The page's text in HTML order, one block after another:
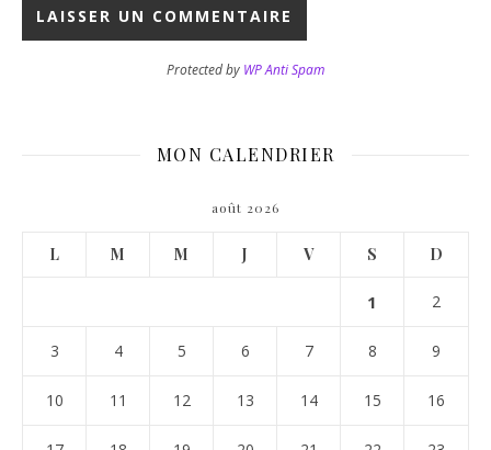
Protected by WP Anti Spam
MON CALENDRIER
août 2026
L M M J V S D
1 2
3 4 5 6 7 8 9
10 11 12 13 14 15 16